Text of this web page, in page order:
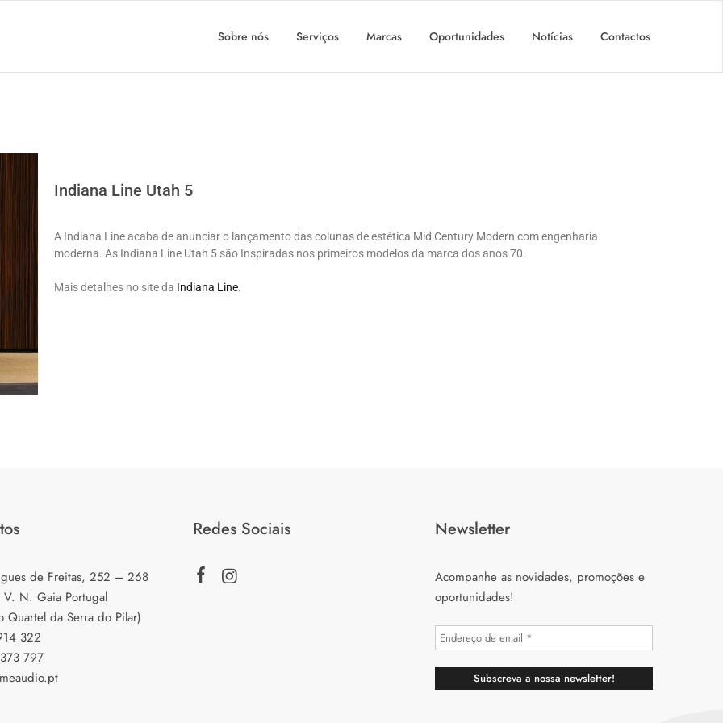
Sobre nós Serviços Marcas Oportunidades Notícias Contactos
Indiana Line Utah 5
A Indiana Line acaba de anunciar o lançamento das colunas de estética Mid Century Modern com engenharia
moderna. As Indiana Line Utah 5 são Inspiradas nos primeiros modelos da marca dos anos 70.
Mais detalhes no site da Indiana Line.
de Freitas, 252 – 268
V. N. Gaia Portugal
Quartel da Serra do Pilar)
322
797
Redes Sociais Newsletter
Acompanhe as novidades, promoções e
oportunidades!